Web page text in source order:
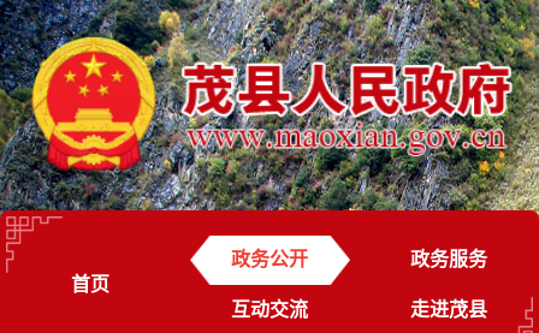
首页
政务公开 政务服务
互动交流 走进茂县